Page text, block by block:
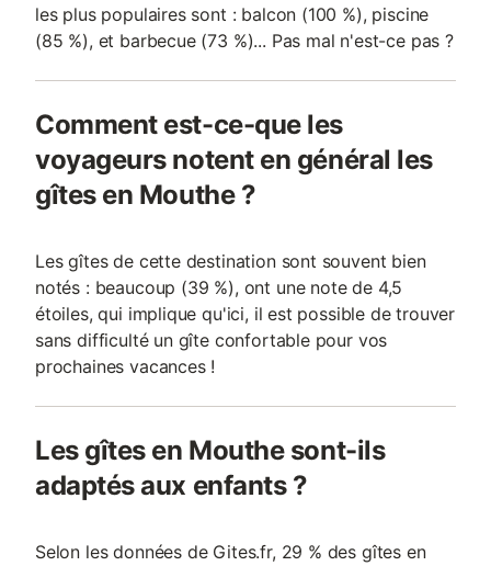
les plus populaires sont : balcon (100 %), piscine
(85 %), et barbecue (73 %)... Pas mal n'est-ce pas ?
Comment est-ce-que les
voyageurs notent en général les
gîtes en Mouthe ?
Les gîtes de cette destination sont souvent bien
notés : beaucoup (39 %), ont une note de 4,5
étoiles, qui implique qu'ici, il est possible de trouver
sans difficulté un gîte confortable pour vos
prochaines vacances !
Les gîtes en Mouthe sont-ils
adaptés aux enfants ?
Selon les données de Gites.fr, 29 % des gîtes en